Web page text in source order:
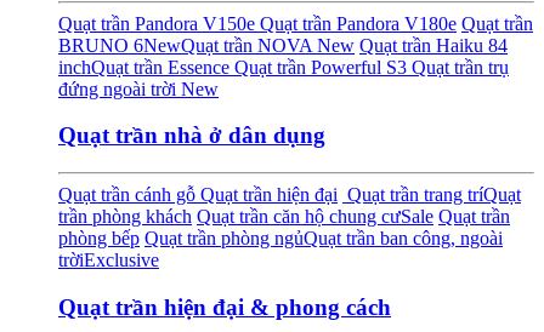
Quạt trần Pandora V150e Quạt trần Pandora V180e Quạt trần
BRUNO 6NewQuạt trần NOVA New Quạt trần Haiku 84
inchQuạt trần Essence Quạt trần Powerful S3 Quạt trần trụ
đứng ngoài trời New
Quạt trần nhà ở dân dụng
Quạt trần cánh gỗ Quạt trần hiện đại Quạt trần trang tríQuạt
trần phòng khách Quạt trần căn hộ chung cưSale Quạt trần
phòng bếp Quạt trần phòng ngủQuạt trần ban công, ngoài
trờiExclusive
Quạt trần hiện đại & phong cách